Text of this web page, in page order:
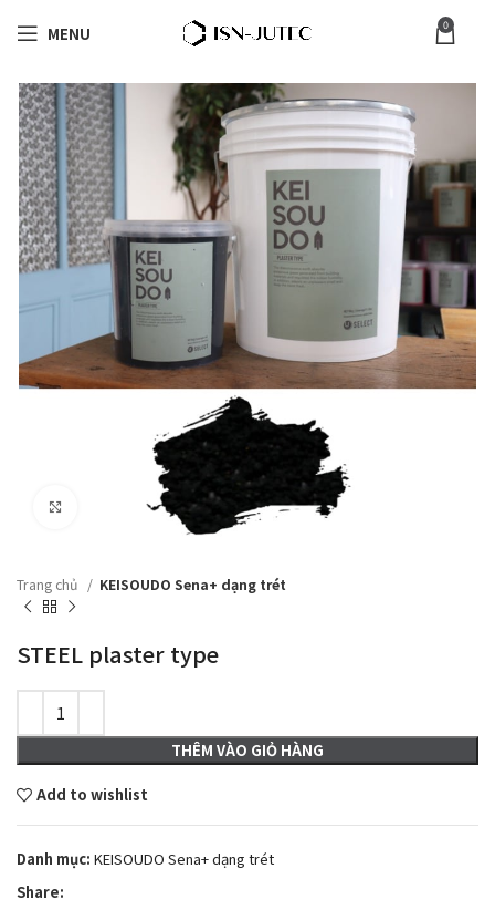
MENU 0
Click to enlarge
Trang chủ KEISOUDO Sena+ dạng trét
STEEL plaster type
THÊM VÀO GIỎ HÀNG
Add to wishlist
Danh mục: KEISOUDO Sena+ dạng trét
Share: